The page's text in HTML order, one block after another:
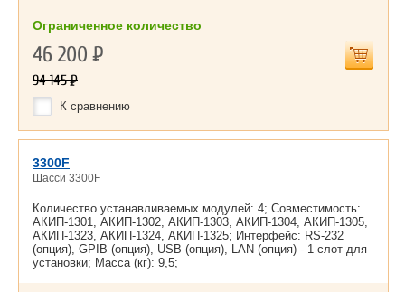
Ограниченное количество
46 200Р
94 145Р
К сравнению
3300F
Шасси 3300F
Количество устанавливаемых модулей: 4; Совместимость:
АКИП-1301, АКИП-1302, АКИП-1303, АКИП-1304, АКИП-1305,
АКИП-1323, АКИП-1324, АКИП-1325; Интерфейс: RS-232
(опция), GPIB (опция), USB (опция), LAN (опция) - 1 слот для
установки; Масса (кг): 9,5;